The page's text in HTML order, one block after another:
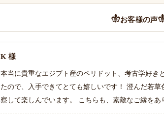
お客様の声
K 様
本当に貴重なエジプト産のペリドット、考古学好き
たので、入手できてとても嬉しいです！ 澄んだ若
察して楽しんでいます。 こちらも、素敵なご縁をあ